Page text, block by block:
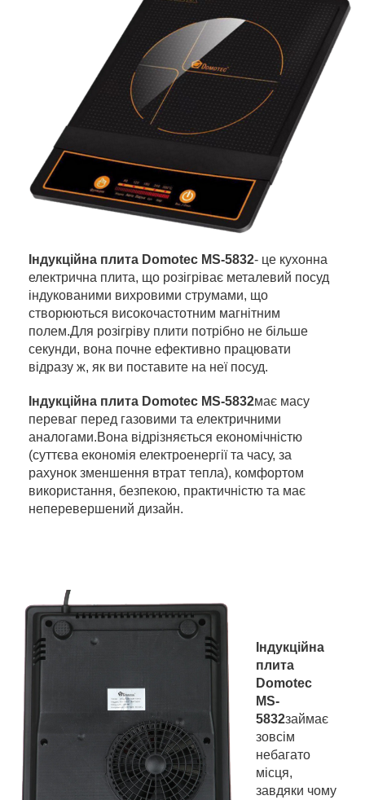
Індукційна плита Domotec MS-5832- це кухонна
електрична плита, що розігріває металевий посуд
індукованими вихровими струмами, що
створюються високочастотним магнітним
полем.Для розігріву плити потрібно не більше
секунди, вона почне ефективно працювати
відразу ж, як ви поставите на неї посуд.
Індукційна плита Domotec MS-5832має масу
переваг перед газовими та електричними
аналогами.Вона відрізняється економічністю
(суттєва економія електроенергії та часу, за
рахунок зменшення втрат тепла), комфортом
використання, безпекою, практичністю та має
неперевершений дизайн.
Індукційна
плита
Domotec
MS-
5832займає
зовсім
небагато
місця,
завдяки чому